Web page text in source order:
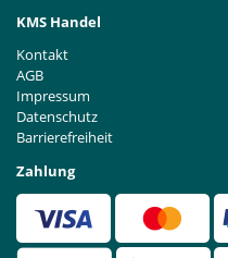
KMS Handel
Kontakt
AGB
Impressum
Datenschutz
Barrierefreiheit
Zahlung